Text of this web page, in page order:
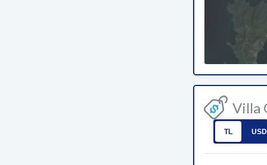
Villa
TL USD